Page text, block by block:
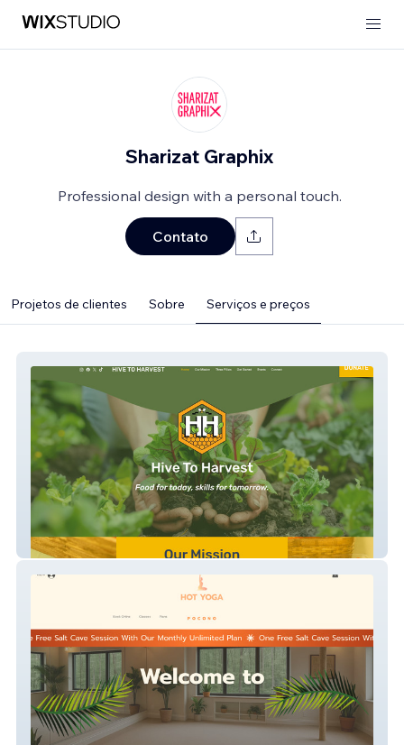
Sharizat Graphix
Professional design with a personal touch.
Contato
Projetos de clientes Sobre Serviços e preços
HiveToHarvest